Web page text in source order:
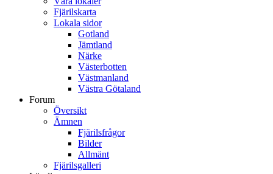
Fjärilskarta
Lokala sidor
Gotland
Jämtland
Närke
Västerbotten
Västmanland
Västra Götaland
Forum
Översikt
Ämnen
Fjärilsfrågor
Bilder
Allmänt
Fjärilsgalleri